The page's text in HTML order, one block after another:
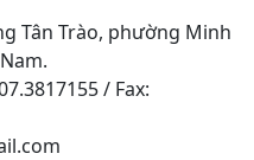
Tân Trào, phường Minh
/ Fax: